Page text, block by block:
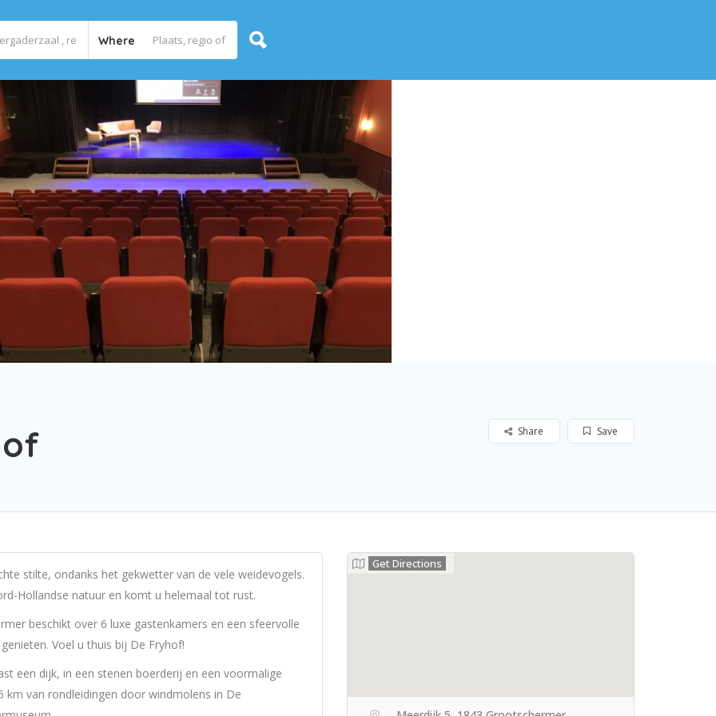
Where
Save
Share
stilte, ondanks het gekwetter van de vele weidevogels.
Hollandse natuur en komt u helemaal tot rust.
beschikt over 6 luxe gastenkamers en een sfeervolle
Voel u thuis bij De Fryhof!
een dijk, in een stenen boerderij en een voormalige
van rondleidingen door windmolens in De
Get Directions